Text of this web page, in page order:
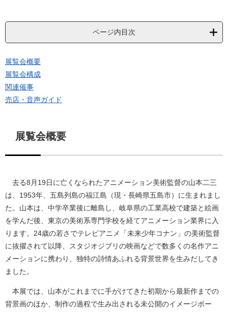
ページ内目次
展覧会概要
展覧会構成
関連催事
売店・音声ガイド
展覧会概要
去る8月19日に亡くなられたアニメーション美術監督の山本二三
は、1953年、五島列島の福江島（現・長崎県五島市）に生まれまし
た。山本は、中学卒業後に離島し、岐阜県の工業高校で建築と絵画
を学んだ後、東京の美術系専門学校を経てアニメーション業界に入
ります。24歳の若さでテレビアニメ「未来少年コナン」の美術監督
に抜擢されて以降、スタジオジブリの映画などで数多くの名作アニ
メーションに携わり、独特の詩情あふれる背景世界を生みだしてき
ました。
本展では、山本がこれまでに手がけてきた初期から最新作までの
背景画のほか、制作の過程で生み出される未公開のイメージボー